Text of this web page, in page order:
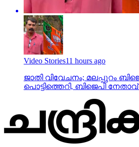
Video Stories11 hours ago
ജാതി വിവേചനം; മലപ്പുറം
പൊട്ടിത്തെറി, ബിജെപി നേതാവ്